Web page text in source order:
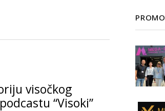
visočkog
“Visoki”
PROMO